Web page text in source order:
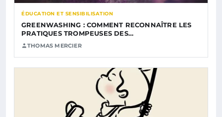
ÉDUCATION ET SENSIBILISATION
GREENWASHING : COMMENT RECONNAÎTRE LES
PRATIQUES TROMPEUSES DES…
THOMAS MERCIER